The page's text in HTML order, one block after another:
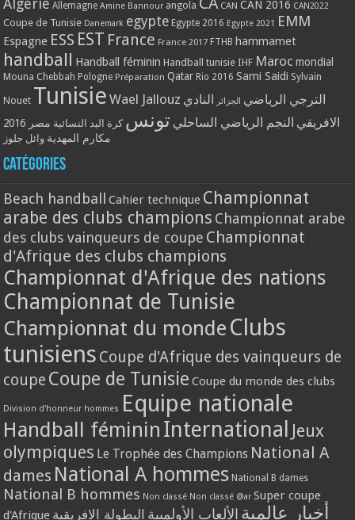
Algérie Allemagne Amine Bannour angola CAN CAN 2016 CAN2022
Coupe de Tunisie Danemark egypte Egypte 2016 Egypte 2021 EMM
Espagne ESS EST France France 2017 FTHB hammamet
handball Handball féminin Handball tunisie IHF Maroc mondial
Mouna Chebbah Pologne Préparation Qatar Rio 2016 Sami Saidi Sylvain
Nouet Tunisie Wael Jallouz الترجي الرياضي الجزائر النادي
الافريقي النجم الرياضي الساحلي تونس كرة اليد النسائية مصر 2016
مكارم المهدية وائل جلوز
Catégories
Beach handball Cahier technique Championnat
arabe des clubs champions Championnat arabe
des clubs vainqueurs de coupe Championnat
d'Afrique des clubs champions
Championnat d'Afrique des nations
Championnat de Tunisie
Championnat du monde Clubs
tunisiens Coupe d'Afrique des vainqueurs de
coupe Coupe de Tunisie Coupe du monde des clubs
Division d'honneur hommes Equipe nationale
Handball féminin International Jeux
olympiques Le Trophée des Champions National A
dames National A hommes National B dames
National B hommes Non classé Non classé @ar Super coupe
d'Afrique
أخبار عالمية الألعاب الأولمبية البطولة الافريقية